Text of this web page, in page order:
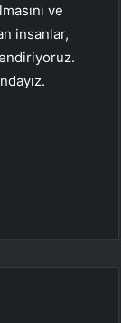
ve
insanlar,